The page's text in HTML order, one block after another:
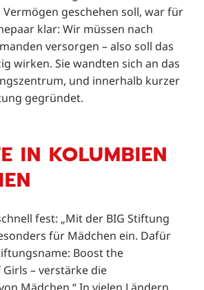
geschehen soll, war für
klar: Wir müssen nach
versorgen – also soll das
wirken. Sie wandten sich an das
und innerhalb kurzer
gegründet.
IN KOLUMBIEN
fest: „Mit der BIG Stiftung
für Mädchen ein. Dafür
Boost the
– verstärke die